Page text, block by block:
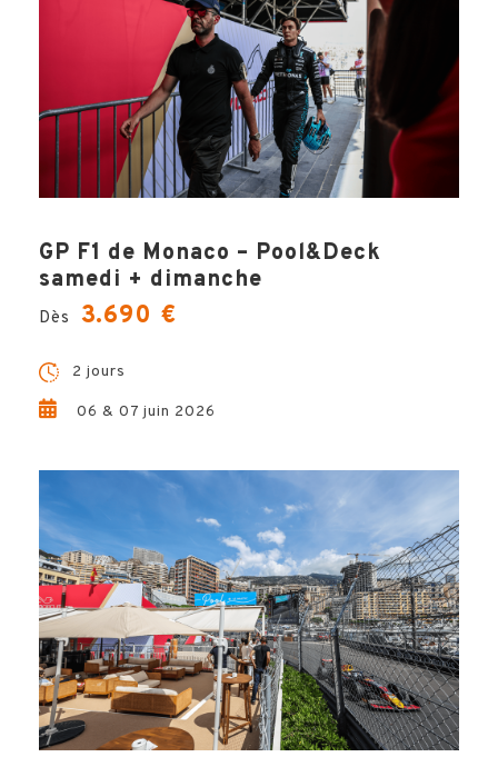
GP F1 de Monaco – Pool&Deck
samedi + dimanche
Dès 3.690 €
2 jours
06 & 07 juin 2026